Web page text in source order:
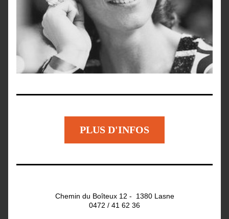
PLUS D'INFOS
Chemin du Boîteux 12 -  1380 Lasne
0472 / 41 62 36